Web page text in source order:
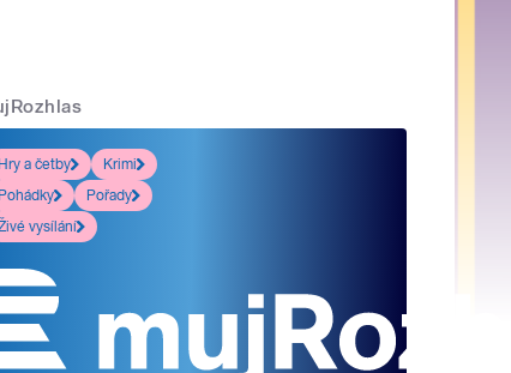
Hry a četby
Krimi
Pohádky
Pořady
vysílání